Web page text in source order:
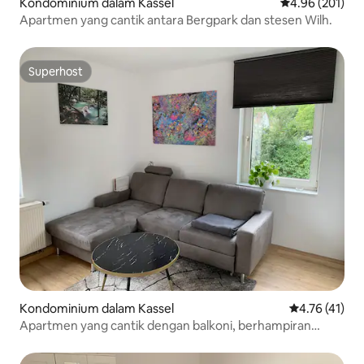
Apartmen yang cantik antara Bergpark dan stesen Wilh.
Superhost
Superhost
Kondominium dalam Kassel Penarafan
4.76 (41)
Apartmen yang cantik dengan balkoni, berhampiran